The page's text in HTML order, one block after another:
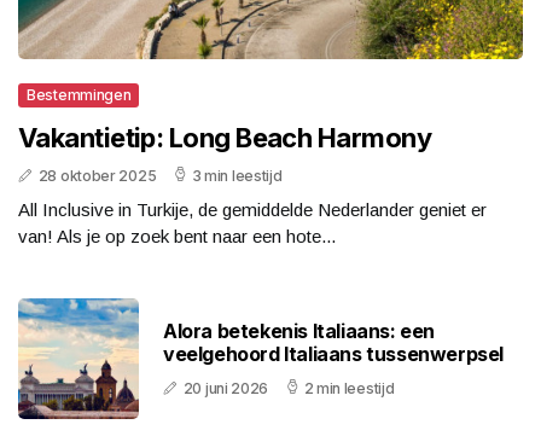
Bestemmingen
Vakantietip: Long Beach Harmony
28 oktober 2025 3 min leestijd
All Inclusive in Turkije, de gemiddelde Nederlander geniet er
van! Als je op zoek bent naar een hote...
Alora betekenis Italiaans: een
veelgehoord Italiaans tussenwerpsel
20 juni 2026 2 min leestijd